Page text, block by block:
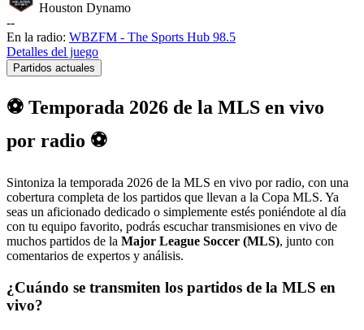
Houston Dynamo
--
En la radio: WBZFM - The Sports Hub 98.5
Detalles del juego
Partidos actuales
⚽ Temporada 2026 de la MLS en vivo
por radio ⚽
Sintoniza la temporada 2026 de la MLS en vivo por radio, con una
cobertura completa de los partidos que llevan a la Copa MLS. Ya
seas un aficionado dedicado o simplemente estés poniéndote al día
con tu equipo favorito, podrás escuchar transmisiones en vivo de
muchos partidos de la Major League Soccer (MLS), junto con
comentarios de expertos y análisis.
¿Cuándo se transmiten los partidos de la MLS en
vivo?